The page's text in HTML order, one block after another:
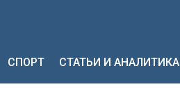
СПОРТ СТАТЬИ И АНАЛИТИКА